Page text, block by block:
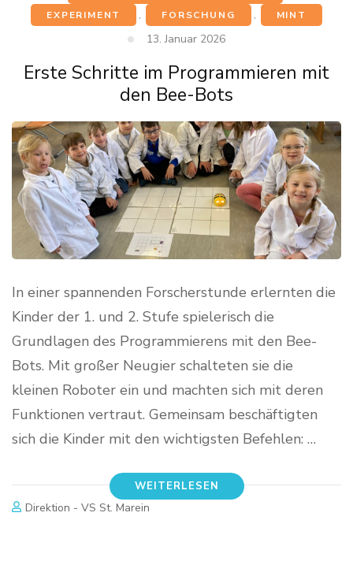
EXPERIMENT
, FORSCHUNG , MINT
13. Januar 2026
Erste Schritte im Programmieren mit
den Bee-Bots
In einer spannenden Forscherstunde erlernten die
Kinder der 1. und 2. Stufe spielerisch die
Grundlagen des Programmierens mit den Bee-
Bots. Mit großer Neugier schalteten sie die
kleinen Roboter ein und machten sich mit deren
Funktionen vertraut. Gemeinsam beschäftigten
sich die Kinder mit den wichtigsten Befehlen: …
WEITERLESEN
Direktion - VS St. Marein